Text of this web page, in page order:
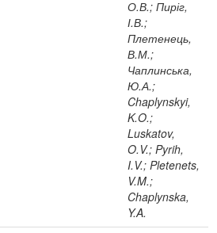
О.В.; Пиріг,
І.В.;
Плетенець,
В.М.;
Чаплинська,
Ю.А.;
Chaplynskyi,
K.O.;
Luskatov,
O.V.; Pyrih,
I.V.; Pletenets,
V.M.;
Chaplynska,
Y.A.